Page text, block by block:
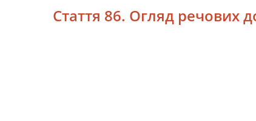
Стаття 86. Огляд речових